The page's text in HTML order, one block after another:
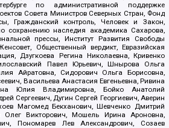
по административной поддержке
Совета Министров Северных Стран, Фонд
Гражданский контроль, Человек и Закон,
сохранению наследия академика Сахарова,
прессы, Институт Развития Свободы
Общественный вердикт, Евразийская
Дзугкоева Регина Николаевна, Кривенко
Павел Юрьевич, Шнырова Ольга
Айратовна, Сидорович Ольга Борисовна,
Васильева Анастасия Евгеньевна, Ривина
Юлия Владимировна, Бойко Анатолий
Сергеевич, Дугин Сергей Георгиевич, Аверин
Магомед Бекханович, Шевченко Дмитрий
Олег Викторович, Мошель Ирина Ароновна,
Пономарев Лев Александрович, Созаев